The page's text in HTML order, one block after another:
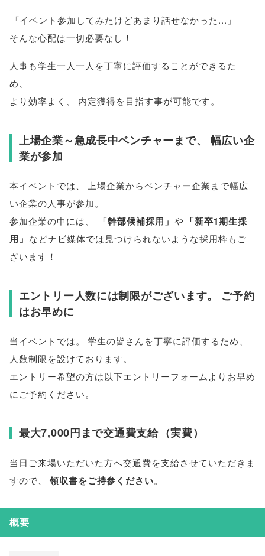
「イベント参加してみたけどあまり話せなかった... 」
そんな心配は一切必要なし！
人事も学生一人一人を丁寧に評価することができるた
め
より効率よく
内定獲得を目指す事が可能です。
上場企業～急成長中ベンチャーまで、
幅広い企
業が参加
本イベントでは
上場企業からベンチャー企業まで幅広
い企業の人事が参加。
参加企業の中には
「幹部候補採用 」 や 「新卒1期生採
用 」 などナビ媒体では見つけられないような採用枠もご
ざいます！
エントリー人数には制限がございます。
ご予約
はお早めに
当イベントでは。 学生の皆さんを丁寧に評価するため
人数制限を設けております。
エントリー希望の方は以下エントリーフォームよりお早め
にご予約ください。
最大7,000円まで交通費支給 （実費）
当日ご来場いただいた方へ交通費を支給させていただきま
すので
領収書をご持参ください。
概要